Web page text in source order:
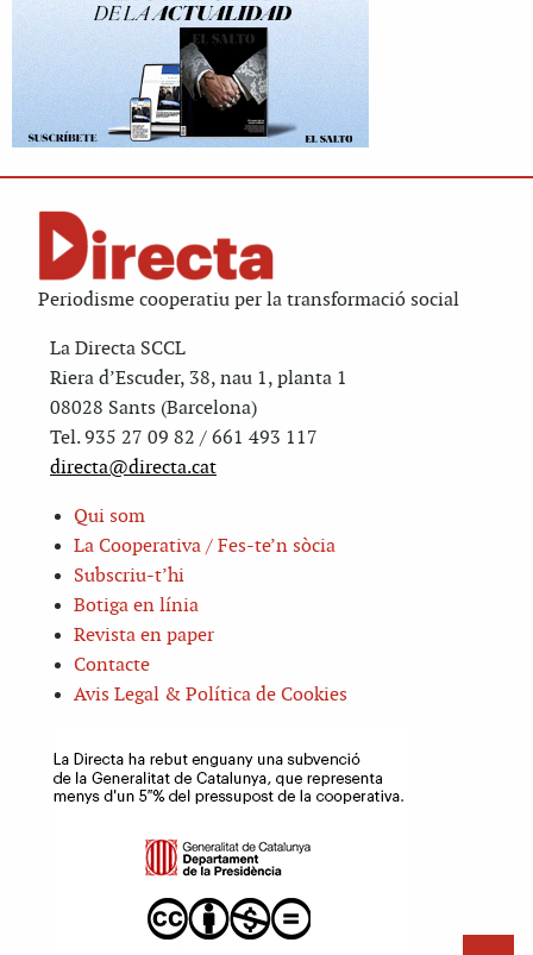
Periodisme cooperatiu per la transformació social
La Directa SCCL
Riera d’Escuder, 38, nau 1, planta 1
08028 Sants (Barcelona)
Tel. 935 27 09 82 / 661 493 117
directa@directa.cat
Qui som
La Cooperativa / Fes-te’n sòcia
Subscriu-t’hi
Botiga en línia
Revista en paper
Contacte
Avis Legal & Política de Cookies